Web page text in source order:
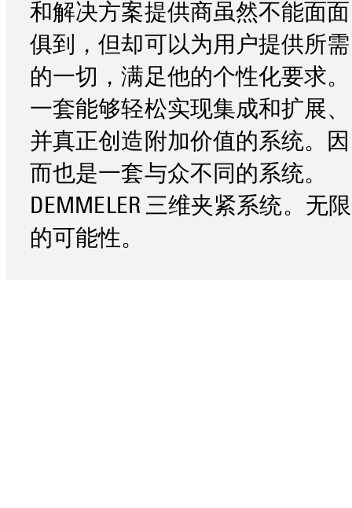
和解决方案提供商虽然不能面面
俱到，但却可以为用户提供所需
的一切，满足他的个性化要求。
一套能够轻松实现集成和扩展、
并真正创造附加价值的系统。因
而也是一套与众不同的系统。
DEMMELER 三维夹紧系统。无限
的可能性。